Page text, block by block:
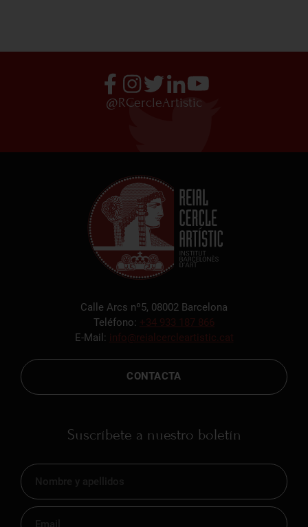
@RCercleArtistic
Calle Arcs nº5, 08002 Barcelona
Teléfono: +34 933 187 866
E-Mail: info@reialcercleartistic.cat
CONTACTA
Suscríbete a nuestro boletín